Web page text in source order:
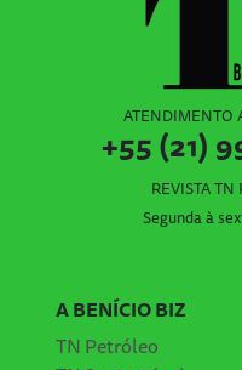
ATENDIMENTO
+55 (21)
REVISTA TN
Segunda à
A BENÍCIO BIZ
TN Petróleo